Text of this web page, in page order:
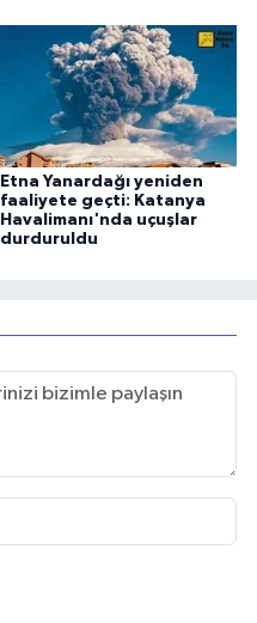
Etna Yanardağı yeniden
faaliyete geçti: Katanya
Havalimanı'nda uçuşlar
durduruldu